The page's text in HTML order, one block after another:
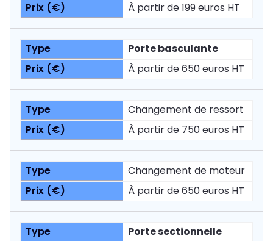
À partir de 199 euros HT
Porte basculante
À partir de 650 euros HT
Changement de ressort
À partir de 750 euros HT
Changement de moteur
À partir de 650 euros HT
Porte sectionnelle